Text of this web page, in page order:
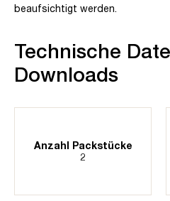
beaufsichtigt werden.
Technische
Downloads
Anzahl Packstücke
2